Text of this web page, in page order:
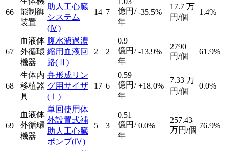
66
能制御
装置
助人工心臓
システム
(Ⅳ)
14 7
億円/
年
-35.5%
17.7 万
円/個
1.4%
67
血液体
外循環
機器
腹水濾過濃
縮用血液回
路(Ⅱ)
2 2
0.9
億円/
年
-13.9%
2790
円/個
61.9%
68
生体内
移植器
具
弁形成リン
グ用サイザ
(Ⅰ)
17 6
0.59
億円/
年
+18.0%
7.33 万
円/個
0.0%
69
血液体
外循環
機器
単回使用体
外設置式補
助人工心臓
ポンプ(Ⅳ)
5 3
0.51
億円/
年
0.0%
257.43
万円/個 76.9%